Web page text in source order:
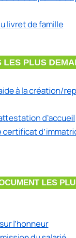
livret de famille
LES PLUS
à la création/
d’accueil
certificat
LES
l’honneur